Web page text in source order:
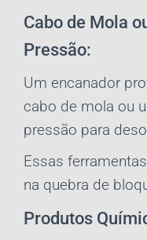
Cabo de Mola
Pressão:
Um encanador
cabo de mola ou
pressão para
Essas
na quebra de
Produtos